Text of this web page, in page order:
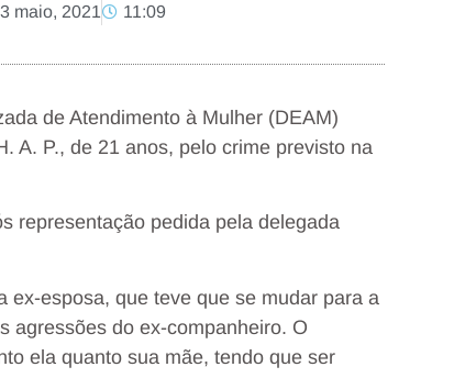
maio, 2021 11:09
de Atendimento à Mulher (DEAM)
A. P., de 21 anos, pelo crime previsto na
representação pedida pela delegada
ex-esposa, que teve que se mudar para a
agressões do ex-companheiro. O
ela quanto sua mãe, tendo que ser